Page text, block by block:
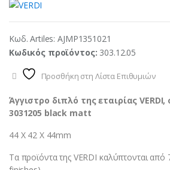
Κωδ. Artiles: AJMP1351021
Κωδικός προϊόντος: 303.12.05
Προσθήκη στη Λίστα Επιθυμιών
Άγγιστρο διπλό της εταιρίας VERDI,
3031205 black matt
44 Χ 42 Χ 44mm
Τα προϊόντα της VERDI καλύπτονται